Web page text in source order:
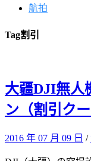
航拍
Tag割引
大疆DJI無人
ン（割引クー
2016 年 07 月 09 日 /